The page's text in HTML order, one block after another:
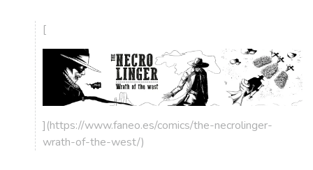
[
](https://www.faneo.es/comics/the-necrolinger-
wrath-of-the-west/)